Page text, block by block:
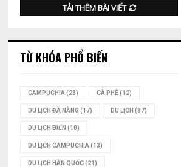
TẢI THÊM BÀI VIẾT
TỪ KHÓA PHỔ BIẾN
CAMPUCHIA (28) CÀ PHÊ(12)
DU LỊCH ĐÀ NẴNG (17) DU LỊCH (87)
DU LỊCH BIỂN (10)
DU LỊCH CAMPUCHIA (13)
DU LỊCH HÀN QUỐC(21)